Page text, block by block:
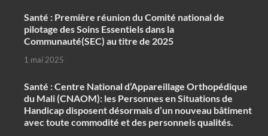
Santé : Première réunion du Comité national de
pilotage des Soins Essentiels dans la
Communauté(SEC) au titre de 2025
1 mai 2025
Santé : Centre National d’Appareillage Orthopédique
du Mali (CNAOM): les Personnes en Situations de
Handicap disposent désormais d’un nouveau bâtiment
avec toute commodité et des personnels qualités.